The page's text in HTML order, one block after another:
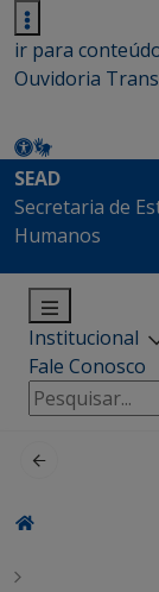
ir para
Ouvidoria
SEAD
Secretaria de
Humanos
Institucional
Fale Conosco
Pesquisar
por: